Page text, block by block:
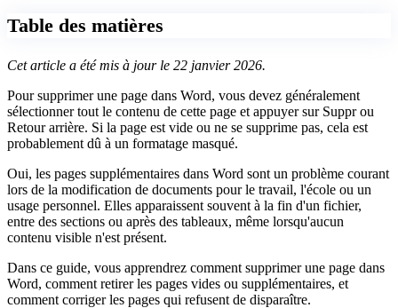
Table des matières
Cet article a été mis à jour le 22 janvier 2026.
Pour supprimer une page dans Word, vous devez généralement
sélectionner tout le contenu de cette page et appuyer sur Suppr ou
Retour arrière. Si la page est vide ou ne se supprime pas, cela est
probablement dû à un formatage masqué.
Oui, les pages supplémentaires dans Word sont un problème courant
lors de la modification de documents pour le travail, l'école ou un
usage personnel. Elles apparaissent souvent à la fin d'un fichier,
entre des sections ou après des tableaux, même lorsqu'aucun
contenu visible n'est présent.
Dans ce guide, vous apprendrez comment supprimer une page dans
Word, comment retirer les pages vides ou supplémentaires, et
comment corriger les pages qui refusent de disparaître.